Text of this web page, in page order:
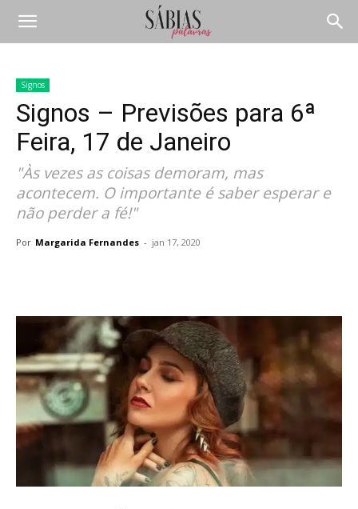
Signos
Signos – Previsões para 6ª
Feira, 17 de Janeiro
"Às vezes as coisas demoram, mas
acontecem. O importante é saber esperar e
não perder a fé!"
Por Margarida Fernandes - jan 17, 2020